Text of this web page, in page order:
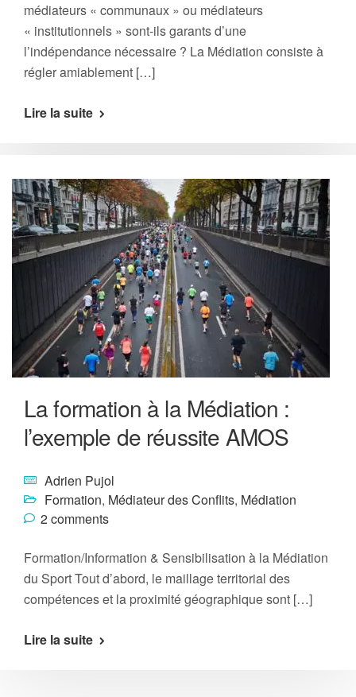
médiateurs « communaux » ou médiateurs
« institutionnels » sont-ils garants d’une
l’indépendance nécessaire ? La Médiation consiste à
régler amiablement […]
Lire la suite
La formation à la Médiation :
l’exemple de réussite AMOS
Adrien Pujol
Formation, Médiateur des Conflits, Médiation
2 comments
Formation/Information & Sensibilisation à la Médiation
du Sport Tout d’abord, le maillage territorial des
compétences et la proximité géographique sont […]
Lire la suite